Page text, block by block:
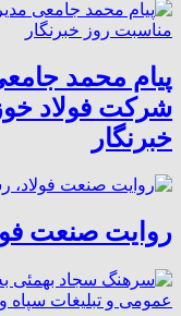
پیام محمد
شرکت فولاد
خبرنگار
روایت صنعت